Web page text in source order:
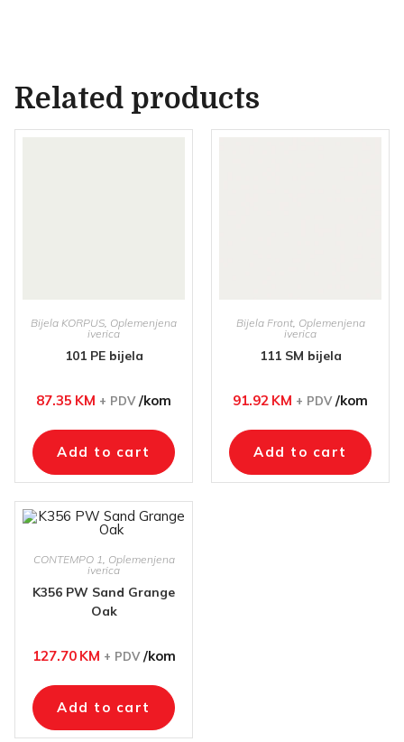
Related products
Bijela KORPUS, Oplemenjena
iverica
101 PE bijela
87.35 KM + PDV /kom
Add to cart
Bijela Front, Oplemenjena
iverica
111 SM bijela
91.92 KM + PDV /kom
Add to cart
CONTEMPO 1, Oplemenjena
iverica
K356 PW Sand Grange
Oak
127.70 KM + PDV /kom
Add to cart